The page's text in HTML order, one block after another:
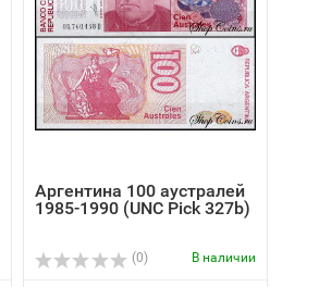
Аргентина 100 аустралей
1985-1990 (UNC Pick 327b)
(0) В наличии